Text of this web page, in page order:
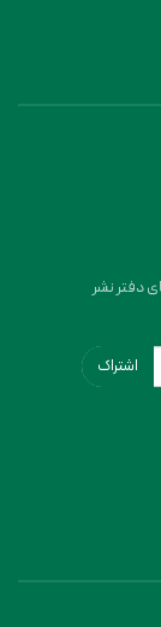
دفتر نشر
اشتراک